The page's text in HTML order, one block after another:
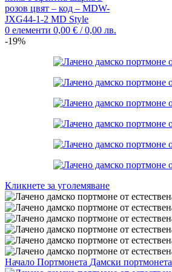
0 елементи 0,00 € / 0,00 лв.
-19%
Кликнете за уголемяване
Начало Портмонета Дамски портмонета